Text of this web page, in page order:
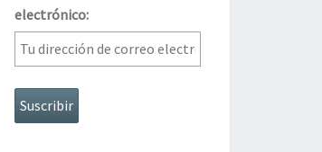
electrónico: